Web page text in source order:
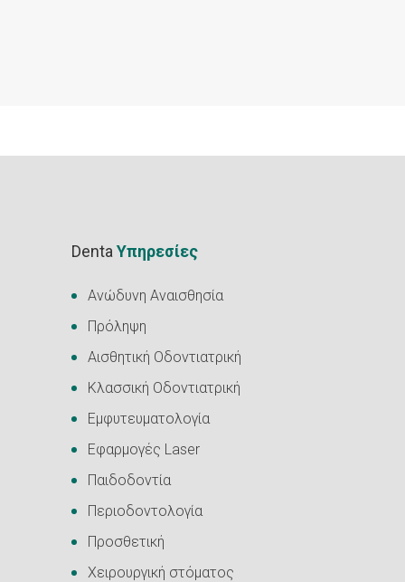
Denta Υπηρεσίες
Ανώδυνη Αναισθησία
Πρόληψη
Αισθητική Οδοντιατρική
Κλασσική Οδοντιατρική
Εμφυτευματολογία
Εφαρμογές Laser
Παιδοδοντία
Περιοδοντολογία
Προσθετική
Χειρουργική στόματος